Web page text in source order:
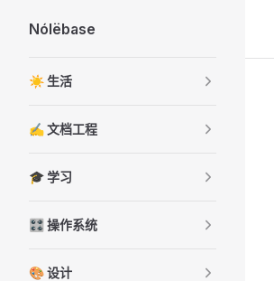
Skip to content
Nólëbase
☀️ 生活
✍️ 文档工程
🎓 学习
🎛️ 操作系统
🎨 设计